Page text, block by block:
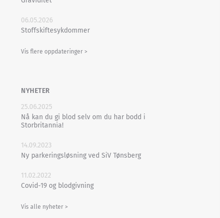
06.05.2026
Stoffskiftesykdommer
Vis flere oppdateringer >
NYHETER
25.06.2025
Nå kan du gi blod selv om du har bodd i
Storbritannia!
14.09.2023
Ny parkeringsløsning ved SiV Tønsberg
11.02.2022
Covid-19 og blodgivning
Vis alle nyheter >